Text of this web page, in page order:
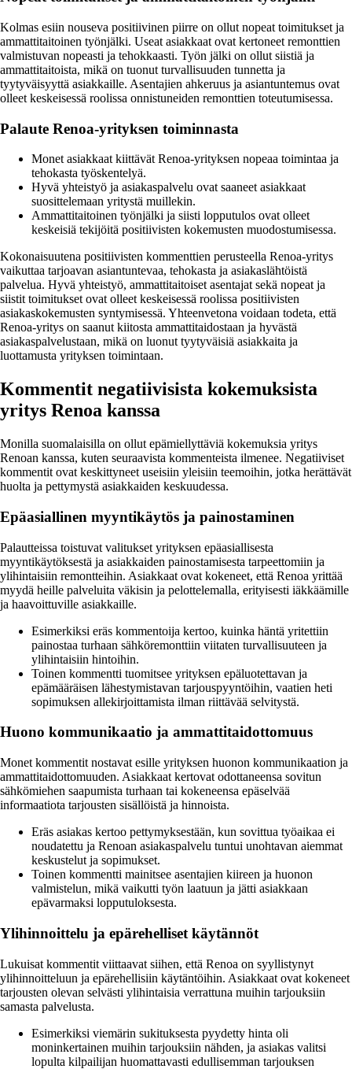
Kolmas esiin nouseva positiivinen piirre on ollut nopeat toimitukset ja
ammattitaitoinen työnjälki. Useat asiakkaat ovat kertoneet remonttien
valmistuvan nopeasti ja tehokkaasti. Työn jälki on ollut siistiä ja
ammattitaitoista, mikä on tuonut turvallisuuden tunnetta ja
tyytyväisyyttä asiakkaille. Asentajien ahkeruus ja asiantuntemus ovat
olleet keskeisessä roolissa onnistuneiden remonttien toteutumisessa.
Palaute Renoa-yrityksen toiminnasta
Monet asiakkaat kiittävät Renoa-yrityksen nopeaa toimintaa ja
tehokasta työskentelyä.
Hyvä yhteistyö ja asiakaspalvelu ovat saaneet asiakkaat
suosittelemaan yritystä muillekin.
Ammattitaitoinen työnjälki ja siisti lopputulos ovat olleet
keskeisiä tekijöitä positiivisten kokemusten muodostumisessa.
Kokonaisuutena positiivisten kommenttien perusteella Renoa-yritys
vaikuttaa tarjoavan asiantuntevaa, tehokasta ja asiakaslähtöistä
palvelua. Hyvä yhteistyö, ammattitaitoiset asentajat sekä nopeat ja
siistit toimitukset ovat olleet keskeisessä roolissa positiivisten
asiakaskokemusten syntymisessä. Yhteenvetona voidaan todeta, että
Renoa-yritys on saanut kiitosta ammattitaidostaan ja hyvästä
asiakaspalvelustaan, mikä on luonut tyytyväisiä asiakkaita ja
luottamusta yrityksen toimintaan.
Kommentit negatiivisista kokemuksista
yritys Renoa kanssa
Monilla suomalaisilla on ollut epämiellyttäviä kokemuksia yritys
Renoan kanssa, kuten seuraavista kommenteista ilmenee. Negatiiviset
kommentit ovat keskittyneet useisiin yleisiin teemoihin, jotka herättävät
huolta ja pettymystä asiakkaiden keskuudessa.
Epäasiallinen myyntikäytös ja painostaminen
Palautteissa toistuvat valitukset yrityksen epäasiallisesta
myyntikäytöksestä ja asiakkaiden painostamisesta tarpeettomiin ja
ylihintaisiin remontteihin. Asiakkaat ovat kokeneet, että Renoa yrittää
myydä heille palveluita väkisin ja pelottelemalla, erityisesti iäkkäämille
ja haavoittuville asiakkaille.
Esimerkiksi eräs kommentoija kertoo, kuinka häntä yritettiin
painostaa turhaan sähköremonttiin viitaten turvallisuuteen ja
ylihintaisiin hintoihin.
Toinen kommentti tuomitsee yrityksen epäluotettavan ja
epämääräisen lähestymistavan tarjouspyyntöihin, vaatien heti
sopimuksen allekirjoittamista ilman riittävää selvitystä.
Huono kommunikaatio ja ammattitaidottomuus
Monet kommentit nostavat esille yrityksen huonon kommunikaation ja
ammattitaidottomuuden. Asiakkaat kertovat odottaneensa sovitun
sähkömiehen saapumista turhaan tai kokeneensa epäselvää
informaatiota tarjousten sisällöistä ja hinnoista.
Eräs asiakas kertoo pettymyksestään, kun sovittua työaikaa ei
noudatettu ja Renoan asiakaspalvelu tuntui unohtavan aiemmat
keskustelut ja sopimukset.
Toinen kommentti mainitsee asentajien kiireen ja huonon
valmistelun, mikä vaikutti työn laatuun ja jätti asiakkaan
epävarmaksi lopputuloksesta.
Ylihinnoittelu ja epärehelliset käytännöt
Lukuisat kommentit viittaavat siihen, että Renoa on syyllistynyt
ylihinnoitteluun ja epärehellisiin käytäntöihin. Asiakkaat ovat kokeneet
tarjousten olevan selvästi ylihintaisia verrattuna muihin tarjouksiin
samasta palvelusta.
Esimerkiksi viemärin sukituksesta pyydetty hinta oli
moninkertainen muihin tarjouksiin nähden, ja asiakas valitsi
lopulta kilpailijan huomattavasti edullisemman tarjouksen